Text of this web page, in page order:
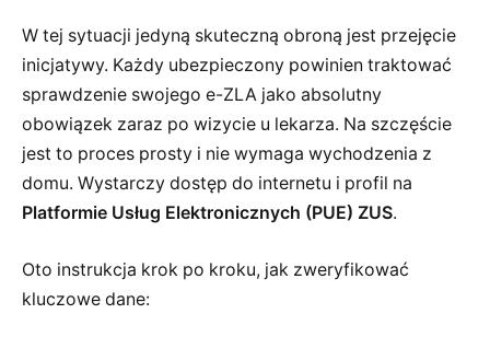
W tej sytuacji jedyną skuteczną obroną jest przejęcie
inicjatywy. Każdy ubezpieczony powinien traktować
sprawdzenie swojego e-ZLA jako absolutny
obowiązek zaraz po wizycie u lekarza. Na szczęście
jest to proces prosty i nie wymaga wychodzenia z
domu. Wystarczy dostęp do internetu i profil na
Platformie Usług Elektronicznych (PUE) ZUS.
Oto instrukcja krok po kroku, jak zweryfikować
kluczowe dane: